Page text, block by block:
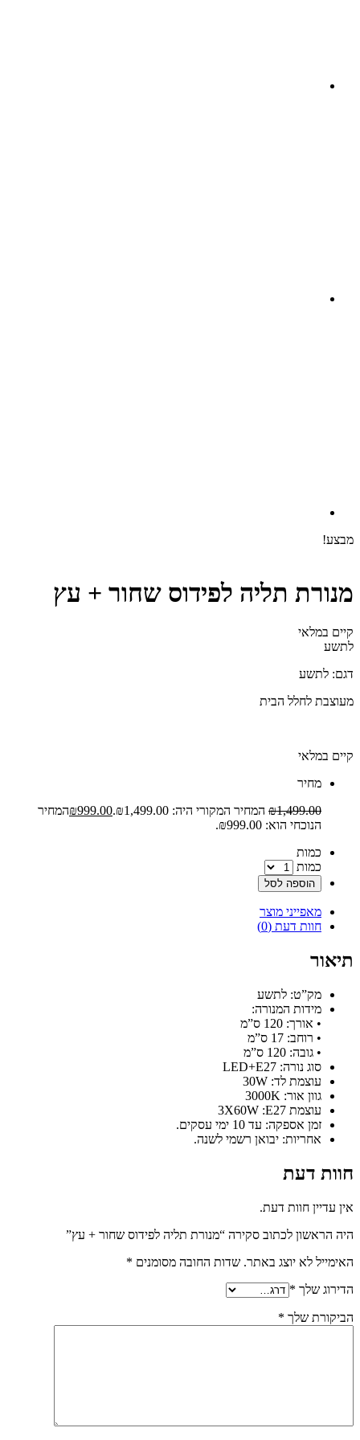
מבצע!
מנורת תליה לפידוס שחור + עץ
קיים במלאי‬
לתשע
דגם: לתשע
מעוצבת לחלל הבית
קיים במלאי
‫מחיר‬
₪1,499.00 המחיר המקורי היה: ₪1,499.00. ₪999.00
המחיר
הנוכחי הוא: ₪999.00.
‫כמות‬
כמות
הוספה לסל
מאפייני מוצר
חוות דעת (0)
תיאור
מק”ט: לתשע
מידות המנורה:
• אורך: 120 ס”מ
• רוחב: 17 ס”מ
• גובה: 120 ס”מ
סוג נורה: LED+E27
עוצמת לד: 30W
גוון אור: 3000K
עוצמת 3X60W :E27
זמן אספקה: עד 10 ימי עסקים.
אחריות: יבואן רשמי לשנה.
חוות דעת
אין עדיין חוות דעת.
היה הראשון לכתוב סקירה “מנורת תליה לפידוס שחור + עץ”
האימייל לא יוצג באתר. שדות החובה מסומנים *
הדירוג שלך *
הביקורת שלך *